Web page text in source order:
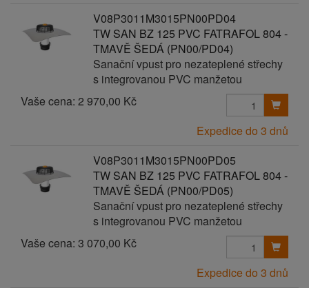
V08P3011M3015PN00PD04
TW SAN BZ 125 PVC FATRAFOL 804 -
TMAVĚ ŠEDÁ (PN00/PD04)
Sanační vpust pro nezateplené střechy
s integrovanou PVC manžetou
Vaše cena: 2 970,00 Kč
Expedice do 3 dnů
V08P3011M3015PN00PD05
TW SAN BZ 125 PVC FATRAFOL 804 -
TMAVĚ ŠEDÁ (PN00/PD05)
Sanační vpust pro nezateplené střechy
s integrovanou PVC manžetou
Vaše cena: 3 070,00 Kč
Expedice do 3 dnů